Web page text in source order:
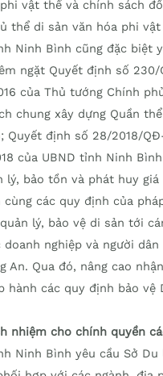
vật thể và chính sách
thể di sản văn hóa phi vật
Ninh Bình cũng đặc biệt
ngặt Quyết định số 230/
của Thủ tướng Chính
chung xây dựng Quần
Quyết định số 28/2018/
của UBND tỉnh Ninh
lý, bảo tồn và phát huy
cùng các quy định của
lý, bảo vệ di sản tới
doanh nghiệp và người
An. Qua đó, nâng cao
hành các quy định bảo vệ
nhiệm cho chính quyền
Ninh Bình yêu cầu Sở